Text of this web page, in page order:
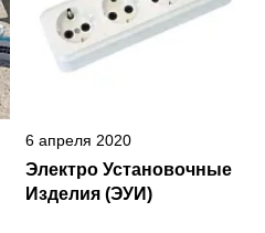
6 апреля 2020
Электро Установочные
Изделия (ЭУИ)